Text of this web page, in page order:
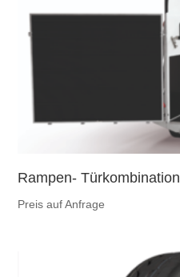
Rampen- Türkombination
Preis auf Anfrage